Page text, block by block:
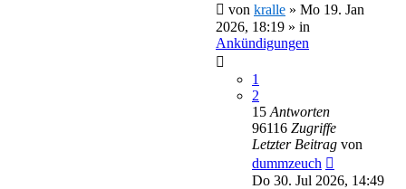
von kralle » Mo 19. Jan
2026, 18:19 » in
Ankündigungen
1
2
15 Antworten
96116 Zugriffe
Letzter Beitrag von
dummzeuch
Do 30. Jul 2026, 14:49